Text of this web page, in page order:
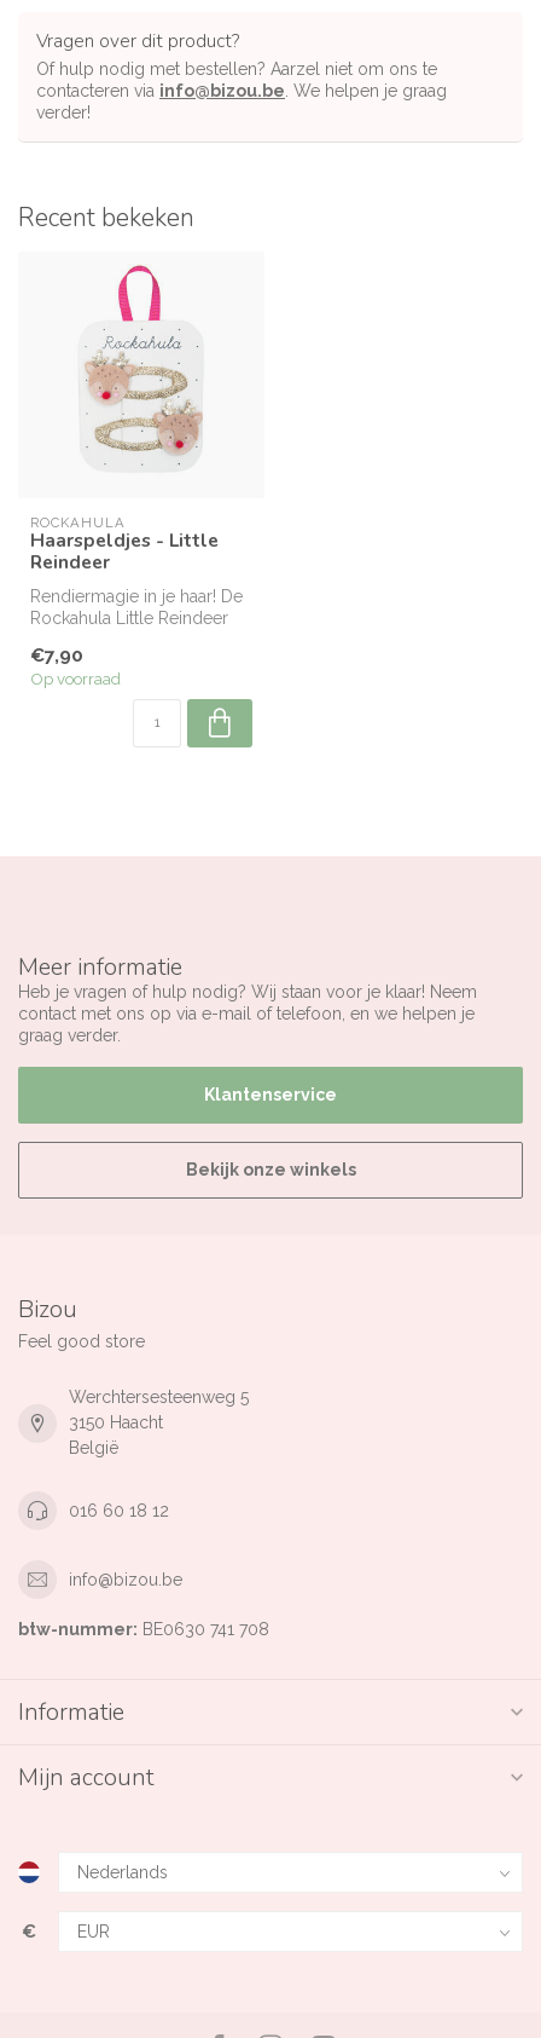
Vragen over dit product?
Of hulp nodig met bestellen? Aarzel niet om ons te
contacteren via info@bizou.be . We helpen je graag
verder!
Recent bekeken
ROCKAHULA
Haarspeldjes - Little
Reindeer
Rendiermagie in je haar! De
Rockahula Little Reindeer
g...
€7,90
Op voorraad
Meer informatie
Heb je vragen of hulp nodig? Wij staan voor je klaar! Neem
contact met ons op via e-mail of telefoon, en we helpen je
graag verder.
Klantenservice
Bekijk onze winkels
Bizou
Feel good store
Werchtersesteenweg 5
3150 Haacht
België
016 60 18 12
info@bizou.be
btw-nummer: BE0630 741 708
Informatie
Mijn account
€